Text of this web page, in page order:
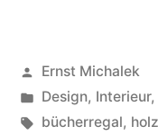
Veröffentlicht
von
Ernst Michalek
Veröffentlicht
unter
Design, Interieur,
Schlagwörter:
bücherregal, holz